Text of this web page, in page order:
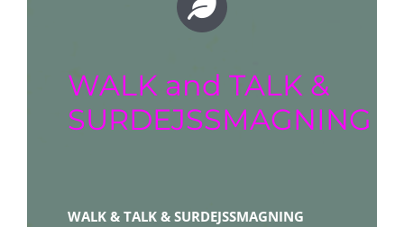
WALK and TALK &
SURDEJSSMAGNING
WALK & TALK & SURDEJSSMAGNING